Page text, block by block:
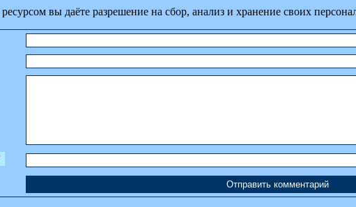
вы даёте разрешение на сбор, анализ и хранение своих